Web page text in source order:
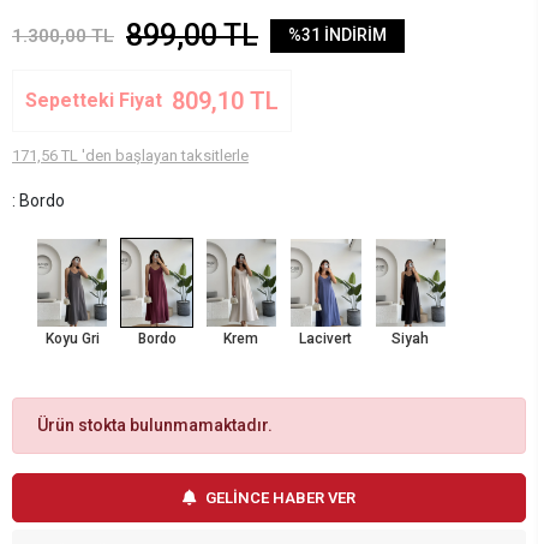
1.300,00 TL 899,00 TL %31 İNDİRİM
Sepetteki Fiyat 809,10 TL
171,56 TL 'den başlayan taksitlerle
: Bordo
Koyu Gri Bordo Krem Lacivert Siyah
Ürün stokta bulunmamaktadır.
GELİNCE HABER VER